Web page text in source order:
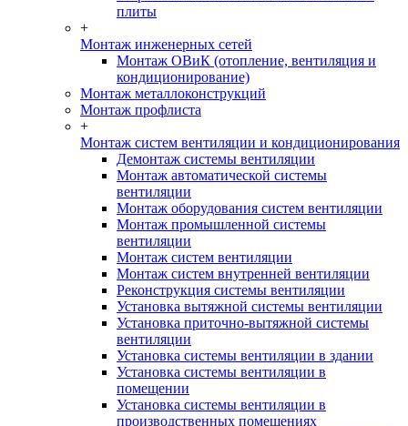
плиты
+
Монтаж инженерных сетей
Монтаж ОВиК (отопление, вентиляция и
кондиционирование)
Монтаж металлоконструкций
Монтаж профлиста
+
Монтаж систем вентиляции и кондиционирования
Демонтаж системы вентиляции
Монтаж автоматической системы
вентиляции
Монтаж оборудования систем вентиляции
Монтаж промышленной системы
вентиляции
Монтаж систем вентиляции
Монтаж систем внутренней вентиляции
Реконструкция системы вентиляции
Установка вытяжной системы вентиляции
Установка приточно-вытяжной системы
вентиляции
Установка системы вентиляции в здании
Установка системы вентиляции в
помещении
Установка системы вентиляции в
производственных помещениях